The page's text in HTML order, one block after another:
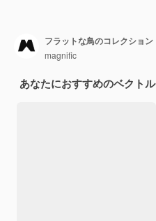
フラットな鳥のコレクション
magnific
あなたにおすすめのベクトル